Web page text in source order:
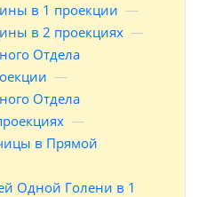
в 1 проекции —
в 2 проекциях —
Отдела
—
Отдела
—
в Прямой
Одной Голени в 1